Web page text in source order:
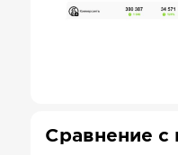
Сравнение с